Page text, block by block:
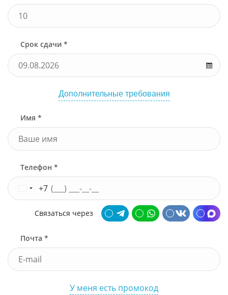
Срок сдачи *
Дополнительные требования
Имя *
Телефон *
+7
Связаться через
Почта *
У меня есть промокод